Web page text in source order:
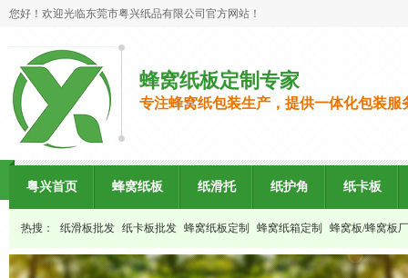
您好！欢迎光临东莞市粤兴纸品有限公司官方网站！
蜂窝纸板定制专家
专注蜂窝纸包装生产，提供一体化包装服
粤兴首页 蜂窝纸板 纸滑托 纸护角 纸卡板
热搜： 纸滑板批发 纸卡板批发 蜂窝纸板定制 蜂窝纸箱定制 蜂窝板/蜂窝板